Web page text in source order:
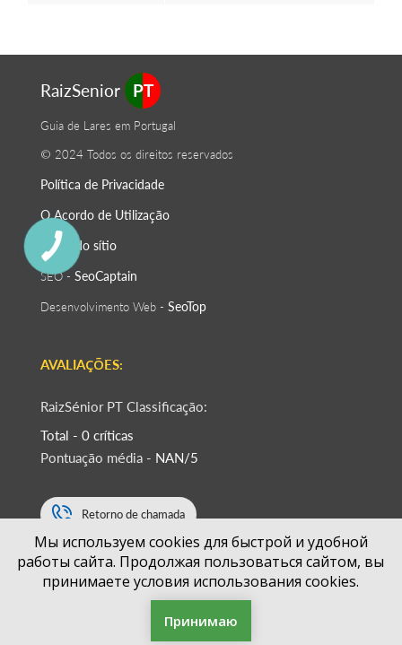
RaizSenior PT
Guia de Lares em Portugal
© 2024 Todos os direitos reservados
Política de Privacidade
O Acordo de Utilização
Mapa do sítio
SEO - SeoСaptain
Desenvolvimento Web - SeoTop
AVALIAÇÕES:
RaizSénior PT Classificação:
Total - 0 críticas
Pontuação média - NAN/5
Retorno de chamada
+351
Мы используем cookies для быстрой и удобной
работы сайта. Продолжая пользоваться сайтом, вы
принимаете условия использования cookies.
Принимаю